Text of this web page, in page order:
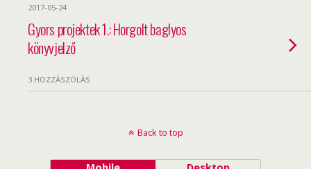
2017-05-24
Gyors projektek 1.: Horgolt baglyos
könyvjelző
3 HOZZÁSZÓLÁS
Back to top